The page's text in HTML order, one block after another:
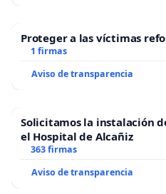
Proteger a las víctimas
1 firmas
Aviso de transparencia
Solicitamos la instalación
el Hospital de Alcañiz
363 firmas
Aviso de transparencia